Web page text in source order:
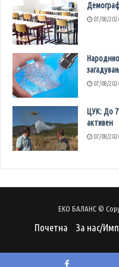
07/08/
07/08/
ЦУК: До
активен
07/08/
ЕКО БАЛАНС ©
Почетна За нас/